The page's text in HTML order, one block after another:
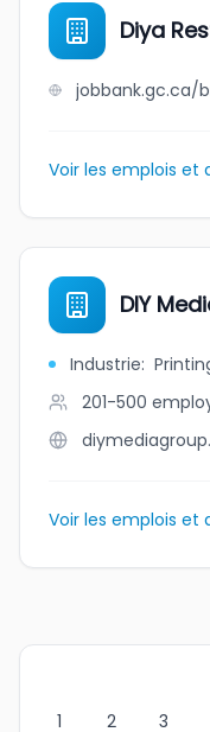
Diya
Voir les emplois et
DIY
Industrie:
201-500
Voir les emplois et
1
2 3